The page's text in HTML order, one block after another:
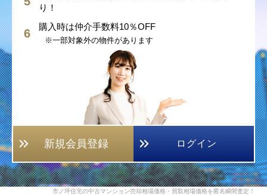
り！
購入時は仲介手数料10％OFF
※一部対象外の物件があります
新規会員登録 ログイン
市ノ坪住宅の中古マンション売却相場価格・買取相場価格を匿名瞬間査定！